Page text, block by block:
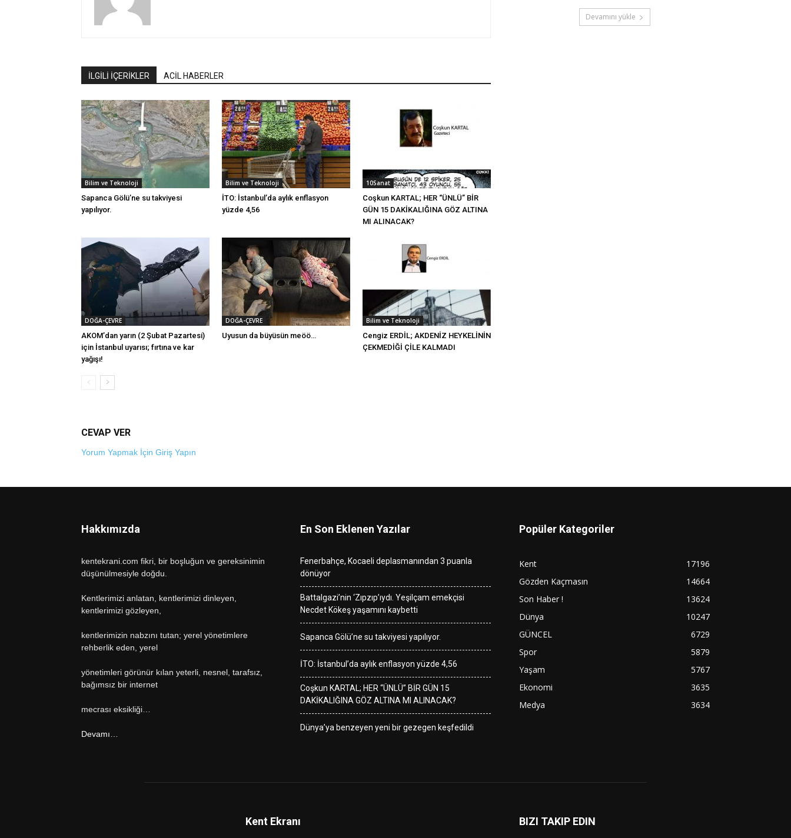
İLGİLİ İÇERİKLER ACİL HABERLER
Bilim ve Teknoloji
Sapanca Gölü’ne su takviyesi
yapılıyor.
Bilim ve Teknoloji
İTO: İstanbul’da aylık enflasyon
yüzde 4,56
10Sanat
Coşkun KARTAL; HER “ÜNLÜ” BİR
GÜN 15 DAKİKALIĞINA GÖZ ALTINA
MI ALINACAK?
DOĞA-ÇEVRE
AKOM’dan yarın (2 Şubat Pazartesi)
için İstanbul uyarısı; fırtına ve kar
yağışı!
DOĞA-ÇEVRE
Uyusun da büyüsün meöö…
Bilim ve Teknoloji
Cengiz ERDİL; AKDENİZ HEYKELİNİN
ÇEKMEDİĞİ ÇİLE KALMADI
CEVAP VER
Yorum Yapmak İçin Giriş Yapın
Devamını yükle
Hakkımızda
kentekrani.com fikri, bir boşluğun ve gereksinimin
düşünülmesiyle doğdu.
Kentlerimizi anlatan, kentlerimizi dinleyen,
kentlerimizi gözleyen,
kentlerimizin nabzını tutan; yerel yönetimlere
rehberlik eden, yerel
yönetimleri görünür kılan yeterli, nesnel, tarafsız,
bağımsız bir internet
mecrası eksikliği…
Devamı…
En Son Eklenen Yazılar
Fenerbahçe, Kocaeli deplasmanından 3 puanla
dönüyor
Battalgazi’nin ‘Zıpzıp’ıydı. Yeşilçam emekçisi
Necdet Kökeş yaşamını kaybetti
Sapanca Gölü’ne su takviyesi yapılıyor.
İTO: İstanbul’da aylık enflasyon yüzde 4,56
Coşkun KARTAL; HER “ÜNLÜ” BİR GÜN 15
DAKİKALIĞINA GÖZ ALTINA MI ALINACAK?
Dünya’ya benzeyen yeni bir gezegen keşfedildi
Popüler Kategoriler
Kent
17196
Gözden Kaçmasın
14664
Son Haber !
13624
Dünya
10247
GÜNCEL
6729
Spor
5879
Yaşam
5767
Ekonomi
3635
Medya
3634
Kent Ekranı BIZI TAKIP EDIN